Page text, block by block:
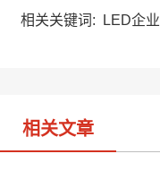
a
W
相关关键词: LED企业
相关文章